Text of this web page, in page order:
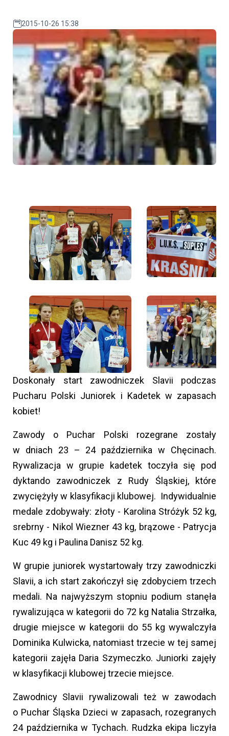
2015-10-26 15:38
Doskonały start zawodniczek Slavii podczas
Pucharu Polski Juniorek i Kadetek w zapasach
kobiet!
Zawody o Puchar Polski rozegrane zostały
w dniach 23 – 24 października w Chęcinach.
Rywalizacja w grupie kadetek toczyła się pod
dyktando zawodniczek z Rudy Śląskiej, które
zwyciężyły w klasyfikacji klubowej. Indywidualnie
medale zdobywały: złoty - Karolina Stróżyk 52 kg,
srebrny - Nikol Wiezner 43 kg, brązowe - Patrycja
Kuc 49 kg i Paulina Danisz 52 kg.
W grupie juniorek wystartowały trzy zawodniczki
Slavii, a ich start zakończył się zdobyciem trzech
medali. Na najwyższym stopniu podium stanęła
rywalizująca w kategorii do 72 kg Natalia Strzałka,
drugie miejsce w kategorii do 55 kg wywalczyła
Dominika Kulwicka, natomiast trzecie w tej samej
kategorii zajęła Daria Szymeczko. Juniorki zajęły
w klasyfikacji klubowej trzecie miejsce.
Zawodnicy Slavii rywalizowali też w zawodach
o Puchar Śląska Dzieci w zapasach, rozegranych
24 października w Tychach. Rudzka ekipa liczyła